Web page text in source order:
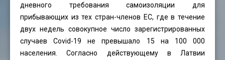
дневного требования самоизоляции для
прибывающих из тех стран-членов ЕС, где в течение
двух недель совокупное число зарегистрированных
случаев Covid-19 не превышало 15 на 100 000
населения. Согласно действующему в Латвии